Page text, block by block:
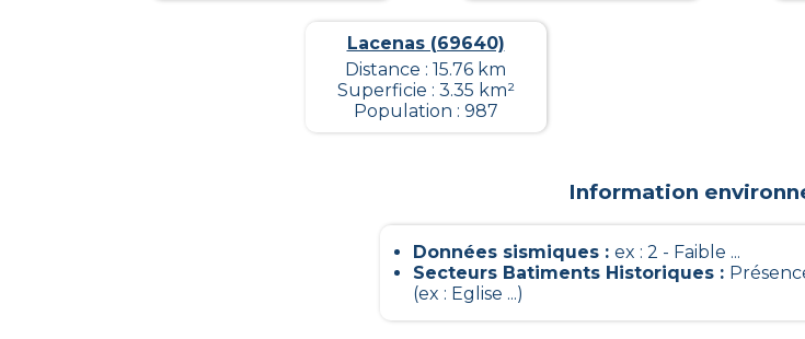
Lacenas (69640)
Distance : 15.76 km
Superficie : 3.35 km²
Population : 987
Information
Données sismiques : ex : 2 - Faible ...
Secteurs Batiments Historiques :
(ex : Eglise ...)